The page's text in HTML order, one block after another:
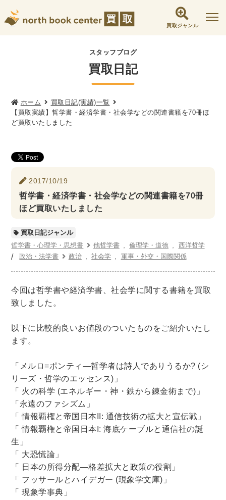
買取ジャンル
社会学書・人文書籍関係
哲学書・心理学・思想書
倫理学・道徳
文化人類学・民俗学
東洋哲学
現象学
西洋哲学 言語学 論理学
女性学
歴史書・地理
世界史 他歴史地理学
日本史
考古学書
ビジネス書
マーケティング・セールス
マネジメント・人材管理・リーダーシップ
金融・ファイナンス・投資
インテリアデザイン・建築デザイン
他建築・芸術
住宅建築
写真 ・絵画 ・美術
建築家・建設・建築構造
日本の伝統文化
東洋の建築
理工書関係
科学書・工学書・コンピュータ書籍
スタッフブログ
買取日記
ホーム
買取日記(実績)一覧
【買取実績】哲学書・経済学書・社会学などの関連書籍を70冊ほ
ど買取いたしました
2017/10/19
哲学書・経済学書・社会学などの関連書籍を70冊
ほど買取いたしました
買取日記ジャンル
哲学書・心理学・思想書
他哲学書 倫理学・道徳
西洋哲学
政治・法学書
政治 社会学 軍事・外交・国際関係
今回は哲学書や経済学書、社会学に関する書籍を買取
致しました。
以下に比較的良いお値段のついたものをご紹介いたし
ます。
「メルロ=ポンティ―哲学者は詩人でありうるか? (シ
リーズ・哲学のエッセンス)」
「 火の科学 (エネルギー・神・鉄から錬金術まで)」
「永遠のファシズム」
「 情報覇権と帝国日本II: 通信技術の拡大と宣伝戦」
「 情報覇権と帝国日本I: 海底ケーブルと通信社の誕
生」
「 大恐慌論」
「 日本の所得分配―格差拡大と政策の役割」
「 フッサールとハイデガー (現象学文庫)」
「 現象学事典」